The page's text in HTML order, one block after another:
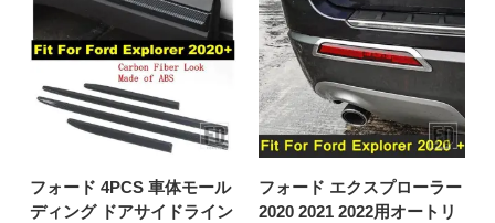
フォード 4PCS 車体モール
ディング ドアサイドライン
フォード エクスプローラー
2020 2021 2022用オートリ